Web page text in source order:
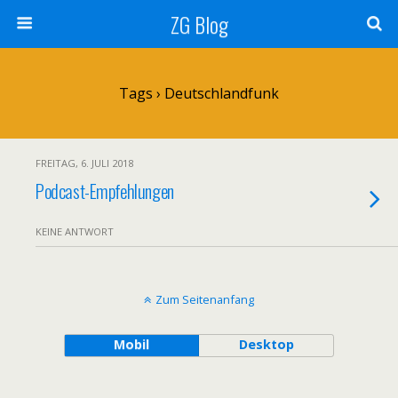
ZG Blog
Tags › Deutschlandfunk
FREITAG, 6. JULI 2018
Podcast-Empfehlungen
KEINE ANTWORT
Zum Seitenanfang
Mobil Desktop